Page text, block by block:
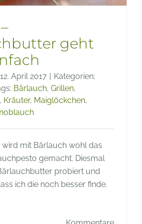
geht
12. April 2017
Kategorien:
Bärlauch, Grillen,
, Kräuter, Maiglöckchen,
mit Bärlauch wohl das
gemacht. Diesmal
probiert und
ich die noch besser finde.